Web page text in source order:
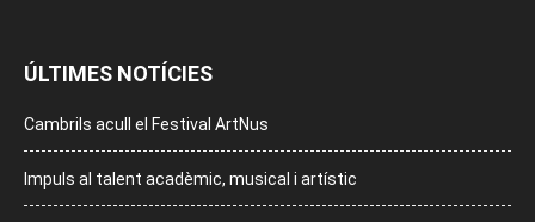
ÚLTIMES NOTÍCIES
Cambrils acull el Festival ArtNus
Impuls al talent acadèmic, musical i artístic